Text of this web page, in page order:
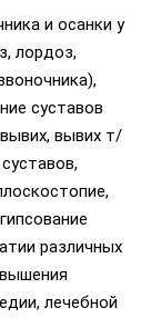
и осанки у
лордоз,
суставов
вывих т/
различных
лечебной